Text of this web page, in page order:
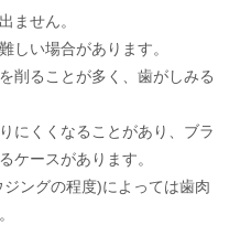
ません。
しい場合があります。
削ることが多く、歯がしみる
にくくなることがあり、ブラ
ケースがあります。
ングの程度)によっては歯肉